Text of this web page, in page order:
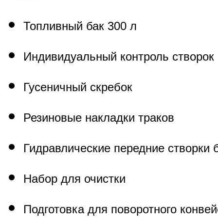
Топливный бак 300 л
Индивидуальный контроль створок
Гусеничный скребок
Резиновые накладки траков
Гидравлические передние створки
Набор для очистки
Подготовка для поворотного